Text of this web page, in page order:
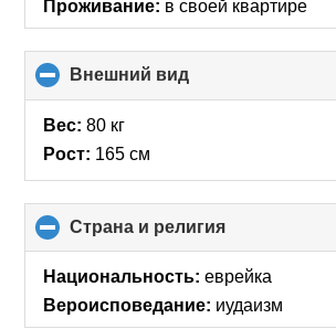
Проживание: в своей квартире
Внешний вид
to
Вес: 80 кг
Рост: 165 см
Страна и религия
to
collapse
Национальность: еврейка
Вероисповедание: иудаизм